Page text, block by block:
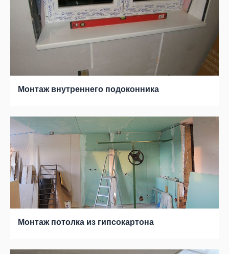
Монтаж внутреннего подоконника
Монтаж потолка из гипсокартона